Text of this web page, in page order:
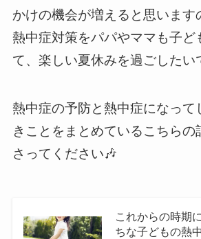
かけの機会が増えると思います
熱中症対策をパパやママも子ど
て、楽しい夏休みを過ごしたい
熱中症の予防と熱中症になって
きことをまとめているこちらの
さってください🎶
これからの時期
ちな子どもの熱